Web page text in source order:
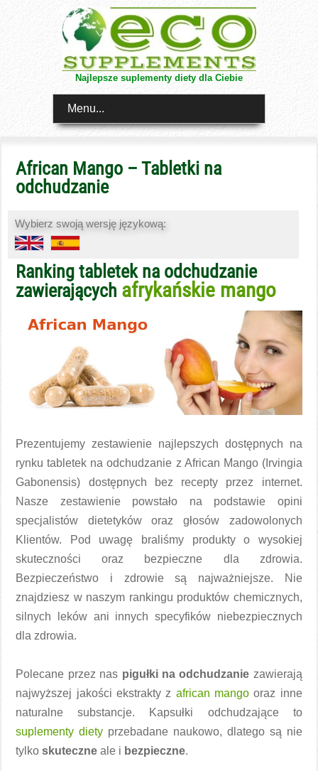
Najlepsze suplementy diety dla Ciebie
Menu...
African Mango – Tabletki na
odchudzanie
Wybierz swoją wersję językową:
Ranking tabletek na odchudzanie
zawierających afrykańskie mango
Prezentujemy zestawienie najlepszych dostępnych na
rynku tabletek na odchudzanie z African Mango (Irvingia
Gabonensis) dostępnych bez recepty przez internet.
Nasze zestawienie powstało na podstawie opini
specjalistów dietetyków oraz głosów zadowolonych
Klientów. Pod uwagę braliśmy produkty o wysokiej
skuteczności oraz bezpieczne dla zdrowia.
Bezpieczeństwo i zdrowie są najważniejsze. Nie
znajdziesz w naszym rankingu produktów chemicznych,
silnych leków ani innych specyfików niebezpiecznych
dla zdrowia.
Polecane przez nas pigułki na odchudzanie zawierają
najwyższej jakości ekstrakty z african mango oraz inne
naturalne substancje. Kapsułki odchudzające to
suplementy diety przebadane naukowo, dlatego są nie
tylkoskuteczne ale i bezpieczne.